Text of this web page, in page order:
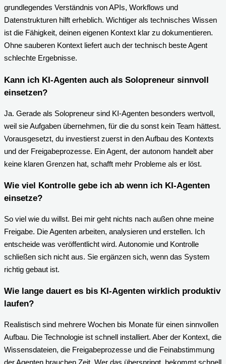
grundlegendes Verständnis von APIs, Workflows und
Datenstrukturen hilft erheblich. Wichtiger als technisches Wissen
ist die Fähigkeit, deinen eigenen Kontext klar zu dokumentieren.
Ohne sauberen Kontext liefert auch der technisch beste Agent
schlechte Ergebnisse.
Kann ich KI-Agenten auch als Solopreneur sinnvoll
einsetzen?
Ja. Gerade als Solopreneur sind KI-Agenten besonders wertvoll,
weil sie Aufgaben übernehmen, für die du sonst kein Team hättest.
Vorausgesetzt, du investierst zuerst in den Aufbau des Kontexts
und der Freigabeprozesse. Ein Agent, der autonom handelt aber
keine klaren Grenzen hat, schafft mehr Probleme als er löst.
Wie viel Kontrolle gebe ich ab wenn ich KI-Agenten
einsetze?
So viel wie du willst. Bei mir geht nichts nach außen ohne meine
Freigabe. Die Agenten arbeiten, analysieren und erstellen. Ich
entscheide was veröffentlicht wird. Autonomie und Kontrolle
schließen sich nicht aus. Sie ergänzen sich, wenn das System
richtig gebaut ist.
Wie lange dauert es bis KI-Agenten wirklich produktiv
laufen?
Realistisch sind mehrere Wochen bis Monate für einen sinnvollen
Aufbau. Die Technologie ist schnell installiert. Aber der Kontext, die
Wissensdateien, die Freigabeprozesse und die Feinabstimmung